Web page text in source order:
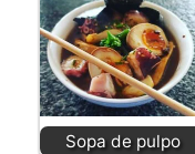
Sopa de pulpo